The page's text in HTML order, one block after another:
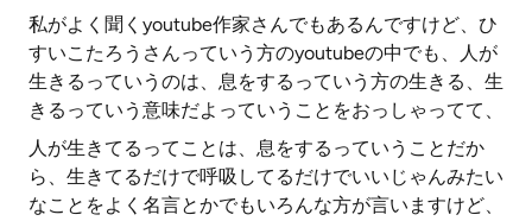
私がよく聞くyoutube作家さんでもあるんですけど、ひ
すいこたろうさんっていう方のyoutubeの中でも、人が
生きるっていうのは、息をするっていう方の生きる、生
きるっていう意味だよっていうことをおっしゃってて、
人が生きてるってことは、息をするっていうことだか
ら、生きてるだけで呼吸してるだけでいいじゃんみたい
なことをよく名言とかでもいろんな方が言いますけど、